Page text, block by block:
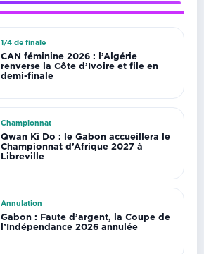
1/4 de finale
CAN féminine 2026 : l’Algérie
renverse la Côte d’Ivoire et file en
demi-finale
Championnat
Qwan Ki Do : le Gabon accueillera le
Championnat d’Afrique 2027 à
Libreville
Annulation
Gabon : Faute d’argent, la Coupe de
l’Indépendance 2026 annulée